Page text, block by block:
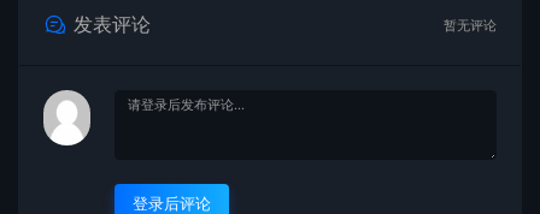
发表评论 暂无评论
登录后评论